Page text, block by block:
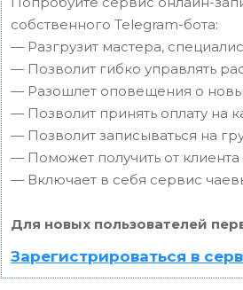
собственного Telegram-бота:
— Разгрузит мастера,
— Позволит гибко управлять
— Разошлет оповещения о
— Позволит принять оплату на
— Позволит записываться на
— Поможет получить от
— Включает в себя сервис
Для новых пользователей
Зарегистрироваться в